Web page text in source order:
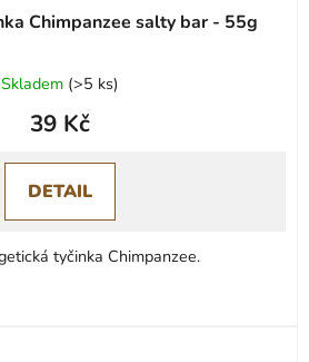
Chimpanzee salty bar - 55g
Skladem (>5 ks)
39 Kč
DETAIL
tyčinka Chimpanzee.